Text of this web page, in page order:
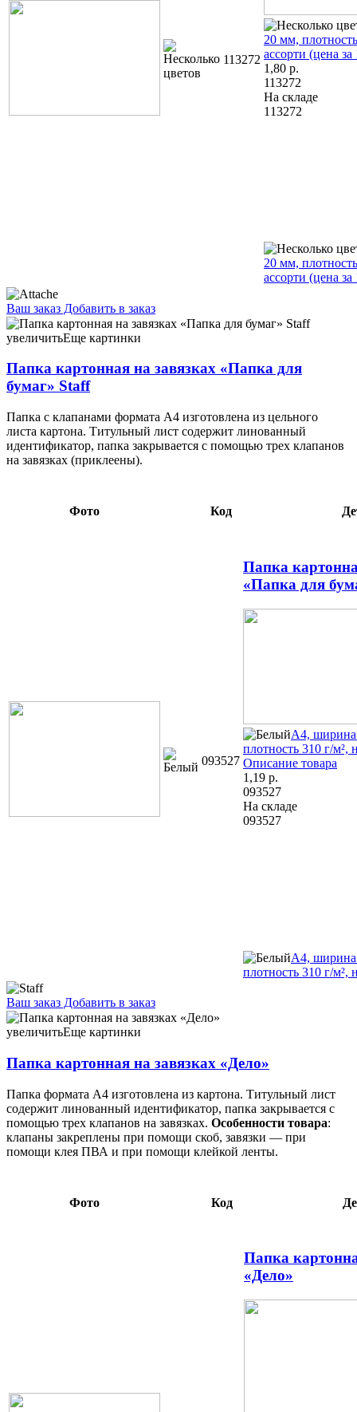
113272
20 мм,
ассорти (цена
1,80 р.
113272
На складе
113272
20 мм,
ассорти (цена
Ваш заказ Добавить в заказ
Папка картонная на завязках «Папка для бумаг» Staff А4,
ширина корешка 25 мм, плотность 310 г/м², немелованная,
увеличитьЕще картинки
Папка картонная на завязках «Папка для
бумаг» Staff
Папка с клапанами формата А4 изготовлена из цельного
листа картона. Титульный лист содержит линованный
идентификатор, папка закрывается с помощью трех клапанов
на завязках (приклеены).
Фото Код
093527
Папка
«Папка для
А4,
плотность 310 г/м²,
Описание товара
1,19 р.
093527
На складе
093527
А4,
плотность 310 г/м²,
Ваш заказ Добавить в заказ
Папка картонная на завязках «Дело» А4, ширина корешка 30
мм, плотность 420 г/м², немелованная, белая 3,47 113893 А4,
серая 1,43 113894
увеличитьЕще картинки
Папка картонная на завязках «Дело»
Папка формата А4 изготовлена из картона. Титульный лист
содержит линованный идентификатор, папка закрывается с
помощью трех клапанов на завязках. Особенности товара:
клапаны закреплены при помощи скоб, завязки — при
помощи клея ПВА и при помощи клейкой ленты.
Фото Код
Папка
«Дело»